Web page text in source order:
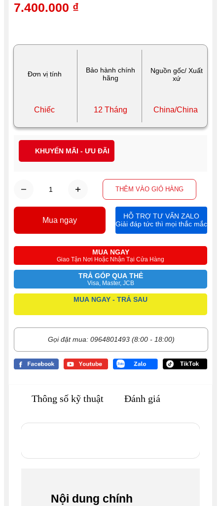
Đơn vị tính
Bảo hành chính
hãng
Nguồn gốc/ Xuất
xứ
Chiếc 12 Tháng China/China
THÊM VÀO GIỎ HÀNG
MUA NGAY
Giao Tận Nơi Hoặc Nhận Tại Cửa Hàng
TRẢ GÓP QUA THẺ
Visa, Master, JCB
MUA NGAY - TRẢ SAU
Gọi đặt mua: 0964801493 (8:00 - 18:00)
7.400.000 ₫
Mua ngay
HỖ TRỢ TƯ VẤN ZALO
Giải đáp tức thì mọi thắc mắc
KHUYẾN MÃI - ƯU ĐÃI
Thông số kỹ thuật Đánh giá
Nội dung chính